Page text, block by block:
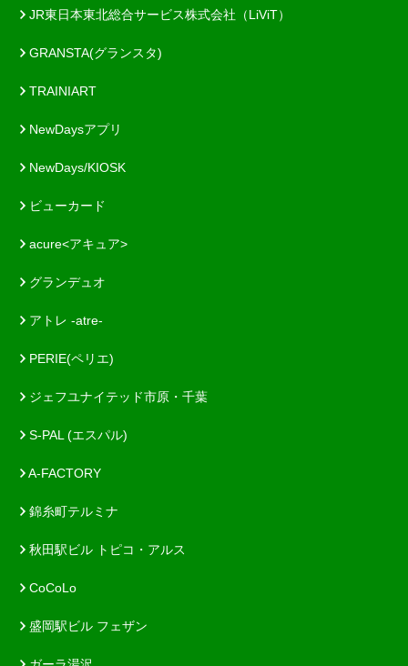
JR東日本東北総合サービス株式会社（LiViT）
GRANSTA(グランスタ)
TRAINIART
NewDaysアプリ
NewDays/KIOSK
ビューカード
acure<アキュア>
グランデュオ
アトレ -atre-
PERIE(ペリエ)
ジェフユナイテッド市原・千葉
S-PAL (エスパル)
A-FACTORY
錦糸町テルミナ
秋田駅ビル トピコ・アルス
CoCoLo
盛岡駅ビル フェザン